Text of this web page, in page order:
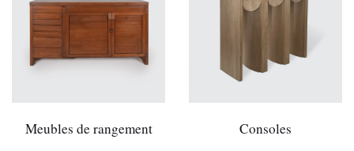
Meubles de rangement Consoles